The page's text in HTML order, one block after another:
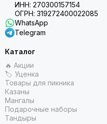
ИНН: 270300157154
ОГРН: 319272400022085
WhatsApp
Telegram
Каталог
🔥 Акции
🏷 Уценка
Товары для пикника
Казаны
Мангалы
Подарочные наборы
Тандыры